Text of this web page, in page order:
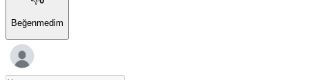
Beğenmedim